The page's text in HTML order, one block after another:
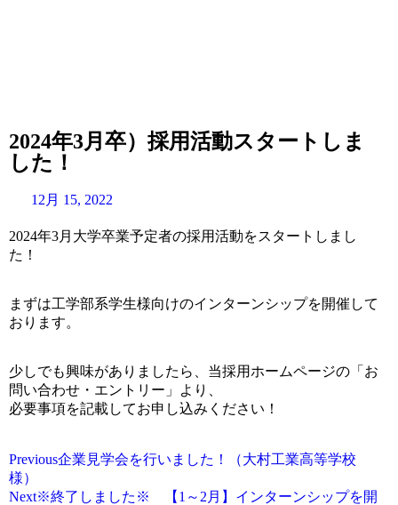
2024年3月卒）採用活動スタートしま
した！
12月 15, 2022
2024年3月大学卒業予定者の採用活動をスタートしまし
た！
まずは工学部系学生様向けのインターンシップを開催して
おります。
少しでも興味がありましたら、当採用ホームページの「お
問い合わせ・エントリー」より、
必要事項を記載してお申し込みください！
Previous企業見学会を行いました！（大村工業高等学校
様）
Next※終了しました※ 【1～2月】インターンシップを開